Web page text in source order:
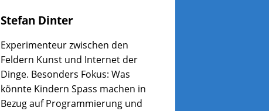
Stefan Dinter
Experimenteur zwischen den
Feldern Kunst und Internet der
Dinge. Besonders Fokus: Was
könnte Kindern Spass machen in
Bezug auf Programmierung und